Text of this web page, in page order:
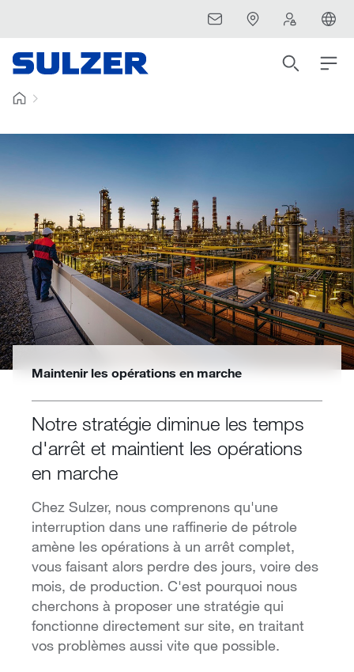
Maintenir les opérations en marche
Notre stratégie diminue les temps
d'arrêt et maintient les opérations
en marche
Chez Sulzer, nous comprenons qu'une
interruption dans une raffinerie de pétrole
amène les opérations à un arrêt complet,
vous faisant alors perdre des jours, voire des
mois, de production. C'est pourquoi nous
cherchons à proposer une stratégie qui
fonctionne directement sur site, en traitant
vos problèmes aussi vite que possible.